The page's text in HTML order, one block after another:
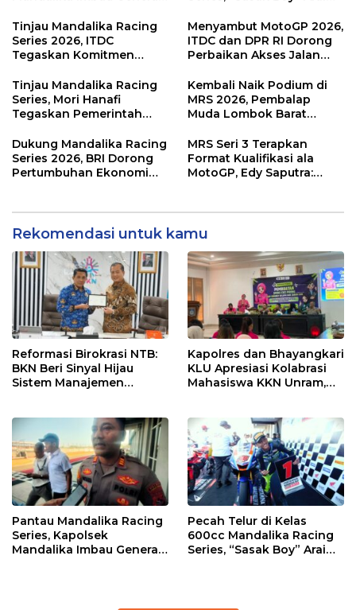
Sirkuit, Bukan Jalan Raya
Kemenangan
Tinjau Mandalika Racing
Series 2026, ITDC
Tegaskan Komitmen
Dampak Ekonomi
Kawasan
Menyambut MotoGP 2026,
ITDC dan DPR RI Dorong
Perbaikan Akses Jalan
di KEK Mandalika
Tinjau Mandalika Racing
Series, Mori Hanafi
Tegaskan Pemerintah
NTB
Kembali Naik Podium di
MRS 2026, Pembalap
Muda Lombok Barat
Menuju Tingkat Asia
Dukung Mandalika Racing
Series 2026, BRI Dorong
Pertumbuhan Ekonomi
MRS Seri 3 Terapkan
Format Kualifikasi ala
MotoGP, Edy Saputra:
Rekomendasi untuk kamu
Reformasi Birokrasi NTB:
BKN Beri Sinyal Hijau
Sistem Manajemen
Kapolres dan Bhayangkari
KLU Apresiasi Kolabrasi
Mahasiswa KKN Unram,
Pantau Mandalika Racing
Series, Kapolsek
Mandalika Imbau Generasi
Pecah Telur di Kelas
600cc Mandalika Racing
Series, “Sasak Boy” Arai